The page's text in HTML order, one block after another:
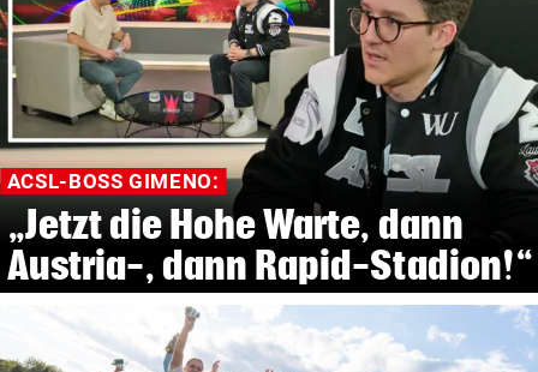
ACSL-BOSS GIMENO:
„Jetzt die Hohe Warte, dann
Austria-, dann Rapid-Stadion!“